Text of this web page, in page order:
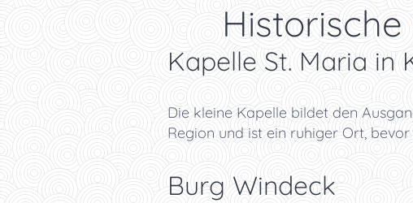
🏰
Kapelle St. Maria in
Die kleine Kapelle bildet den
Region und ist ein ruhiger Ort,
Burg Windeck